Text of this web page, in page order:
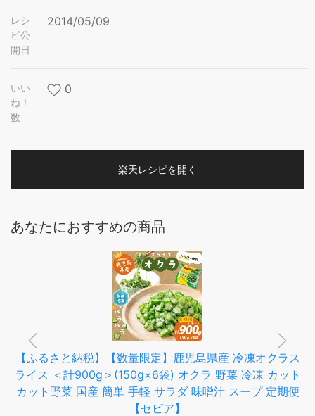
レシ
ピ公
開日
2014/05/09
いい
ね！
数
0
楽天レシピを開く
あなたにおすすめの商品
【ふるさと納税】【数量限定】鹿児島県産 冷凍オクラス
ライス ＜計900g＞(150g×6袋) オクラ 野菜 冷凍 カット
カット野菜 国産 簡単 手軽 サラダ 味噌汁 スープ 定期便
【セビア】